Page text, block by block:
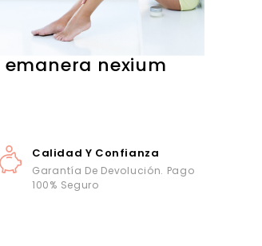
Calidad Y Confianza
Garantía De Devolución. Pago
100% Seguro
emanera nexium